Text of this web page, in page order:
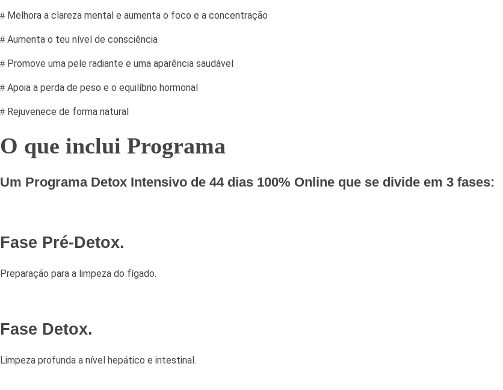
Melhora a clareza mental e aumenta o foco e a concentração
Aumenta o teu nível de consciência
Promove uma pele radiante e uma aparência saudável
Apoia a perda de peso e o equilíbrio hormonal
Rejuvenece de forma natural
O que inclui Programa
Um Programa Detox Intensivo de 44 dias 100% Online que se divide em 3 fases:
Fase Pré-Detox.
Preparação para a limpeza do fígado.
Fase Detox.
Limpeza profunda a nível hepático e intestinal.